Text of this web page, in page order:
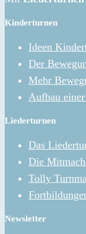
Kinderturnen
Ideen
Der
Mehr
Aufbau
Liederturnen
Das
Die
Tolly
Newsletter